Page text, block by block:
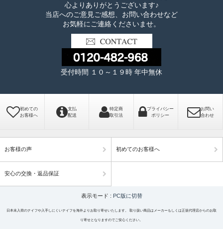
心よりありがとうございます♪
当店へのご意見ご感想、お問い合わせなど
お気軽にご連絡くださいませ。
受付時間 １０～１９時 年中無休
初めての
お客様へ
支払
配送
特定商
取引法
プライバシー
ポリシー
お問い
合わせ
お客様の声 初めてのお客様へ
安心の交換・返品保証
表示モード : PC版に切替
日本未入荷のナイフや入手しにくいナイフを海外よりお取り寄せいたします。 取り扱い商品はメーカーもしくは正規代理店からのお取
り寄せとなりますのでご安心ください。